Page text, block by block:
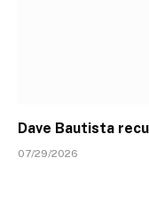
Dave Bautista
07/29/2026